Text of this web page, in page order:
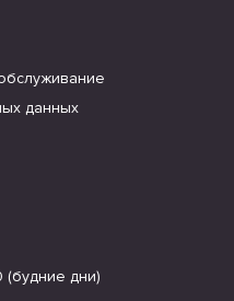
данных
(будние дни)